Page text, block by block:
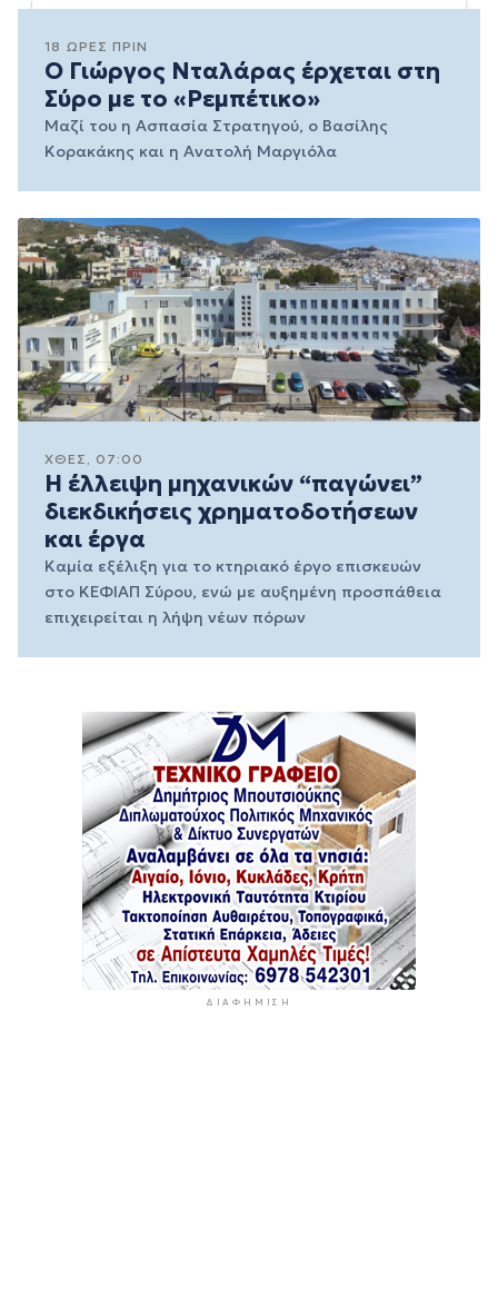
18 ΏΡΕΣ ΠΡΙΝ
Ο Γιώργος Νταλάρας έρχεται στη
Σύρο με το «Ρεμπέτικο»
Μαζί του η Ασπασία Στρατηγού, ο Βασίλης
Κορακάκης και η Ανατολή Μαργιόλα
ΧΘΕΣ, 07:00
Η έλλειψη μηχανικών “παγώνει”
διεκδικήσεις χρηματοδοτήσεων
και έργα
Καμία εξέλιξη για το κτηριακό έργο επισκευών
στο ΚΕΦΙΑΠ Σύρου, ενώ με αυξημένη προσπάθεια
επιχειρείται η λήψη νέων πόρων
ΔΙΑΦΉΜΙΣΗ